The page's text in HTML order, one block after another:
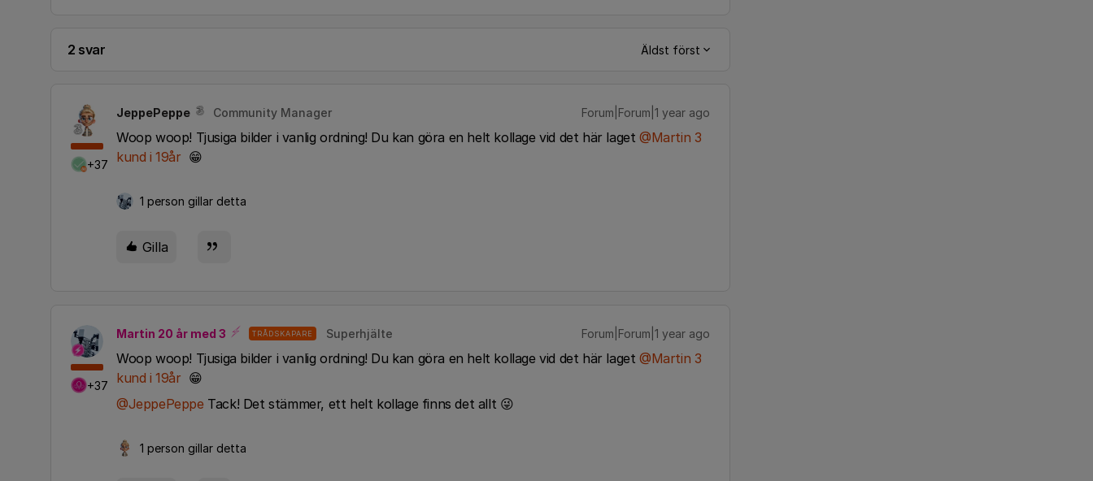
2 svar Äldst först
+37
JeppePeppe Community Manager Forum|Forum|1 year ago
Woop woop! Tjusiga bilder i vanlig ordning! Du kan göra en helt kollage vid det här laget ​ @Martin 3
kund i 19år 😁
1 person gillar detta
Gilla
+37
Martin 20 år med 3 TRÅDSKAPARE Superhjälte Forum|Forum|1 year ago
Woop woop! Tjusiga bilder i vanlig ordning! Du kan göra en helt kollage vid det här laget ​ @Martin 3
kund i 19år 😁
@JeppePeppeTack! Det stämmer, ett helt kollage finns det allt 😜
1 person gillar detta